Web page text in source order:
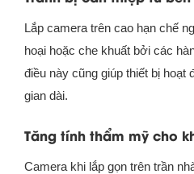
Lắp camera trên cao hạn chế
hoại hoặc che khuất bởi các
điều này cũng giúp thiết bị hoạt
gian dài.
Tăng tính thẩm mỹ cho
Camera khi lắp gọn trên trần